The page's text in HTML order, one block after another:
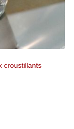
croustillants